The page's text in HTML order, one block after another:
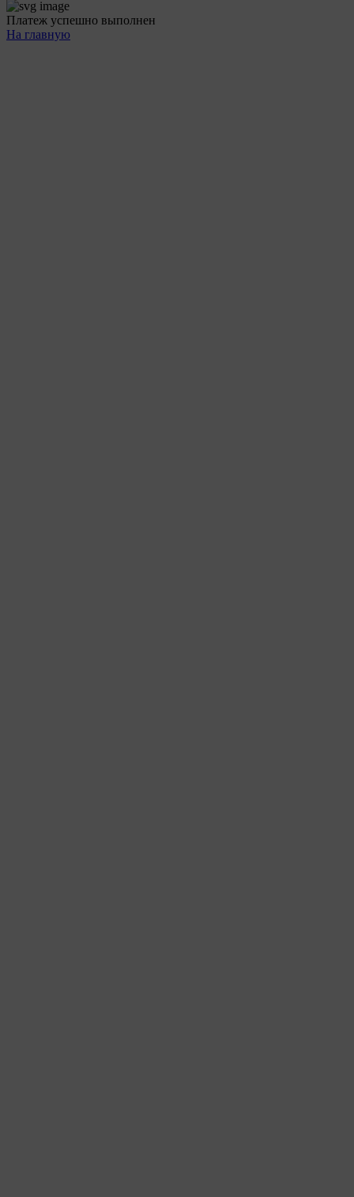
Платеж успешно выполнен
На главную